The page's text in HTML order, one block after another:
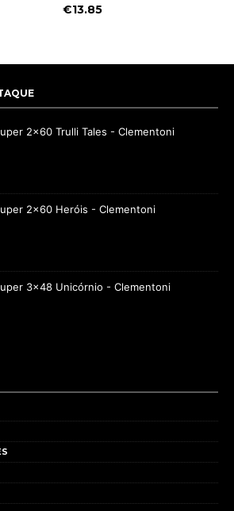
€13.85
2x60 Trulli Tales - Clementoni
2x60 Heróis - Clementoni
3x48 Unicórnio - Clementoni